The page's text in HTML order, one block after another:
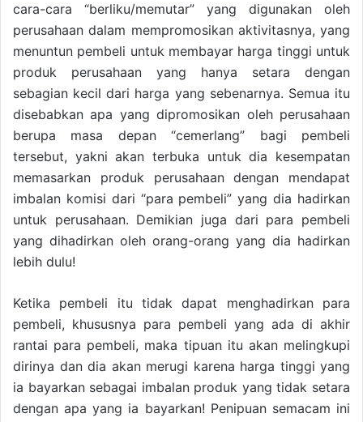
cara-cara “berliku/memutar” yang digunakan oleh
perusahaan dalam mempromosikan aktivitasnya, yang
menuntun pembeli untuk membayar harga tinggi untuk
produk perusahaan yang hanya setara dengan
sebagian kecil dari harga yang sebenarnya. Semua itu
disebabkan apa yang dipromosikan oleh perusahaan
berupa masa depan “cemerlang” bagi pembeli
tersebut, yakni akan terbuka untuk dia kesempatan
memasarkan produk perusahaan dengan mendapat
imbalan komisi dari “para pembeli” yang dia hadirkan
untuk perusahaan. Demikian juga dari para pembeli
yang dihadirkan oleh orang-orang yang dia hadirkan
lebih dulu!
Ketika pembeli itu tidak dapat menghadirkan para
pembeli, khususnya para pembeli yang ada di akhir
rantai para pembeli, maka tipuan itu akan melingkupi
dirinya dan dia akan merugi karena harga tinggi yang
ia bayarkan sebagai imbalan produk yang tidak setara
dengan apa yang ia bayarkan! Penipuan semacam ini